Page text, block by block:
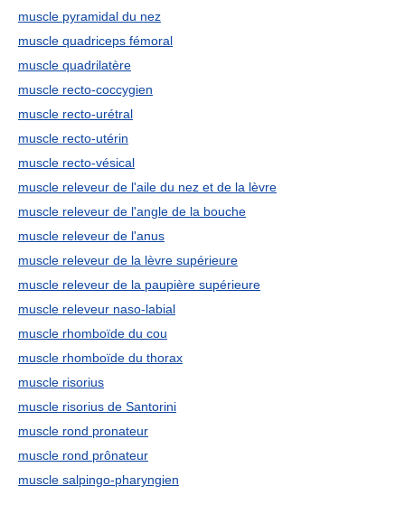
muscle pyramidal du nez
muscle quadriceps fémoral
muscle quadrilatère
muscle recto-coccygien
muscle recto-urétral
muscle recto-utérin
muscle recto-vésical
muscle releveur de l'aile du nez et de la lèvre
muscle releveur de l'angle de la bouche
muscle releveur de l'anus
muscle releveur de la lèvre supérieure
muscle releveur de la paupière supérieure
muscle releveur naso-labial
muscle rhomboïde du cou
muscle rhomboïde du thorax
muscle risorius
muscle risorius de Santorini
muscle rond pronateur
muscle rond prônateur
muscle salpingo-pharyngien